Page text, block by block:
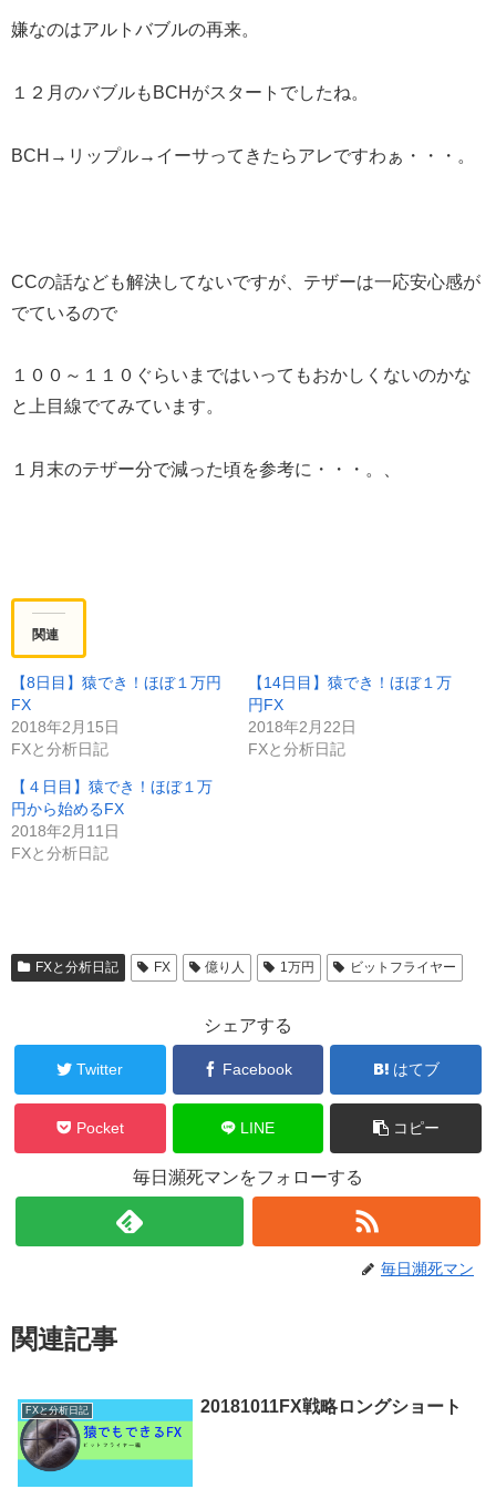
嫌なのはアルトバブルの再来。
１２月のバブルもBCHがスタートでしたね。
BCH→リップル→イーサってきたらアレですわぁ・・・。
CCの話なども解決してないですが、テザーは一応安心感が
でているので
１００～１１０ぐらいまではいってもおかしくないのかな
と上目線でてみています。
１月末のテザー分で減った頃を参考に・・・。、
関連
【8日目】猿でき！ほぼ１万円
FX
2018年2月15日
FXと分析日記
【14日目】猿でき！ほぼ１万
円FX
2018年2月22日
FXと分析日記
【４日目】猿でき！ほぼ１万
円から始めるFX
2018年2月11日
FXと分析日記
FXと分析日記 FX 億り人 1万円 ビットフライヤー
シェアする
Twitter Facebook はてブ
Pocket LINE コピー
毎日瀕死マンをフォローする
毎日瀕死マン
関連記事
FXと分析日記 20181011FX戦略ロングショート